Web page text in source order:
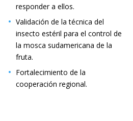
responder a ellos.
Validación de la técnica del
insecto estéril para el control de
la mosca sudamericana de la
fruta.
Fortalecimiento de la
cooperación regional.